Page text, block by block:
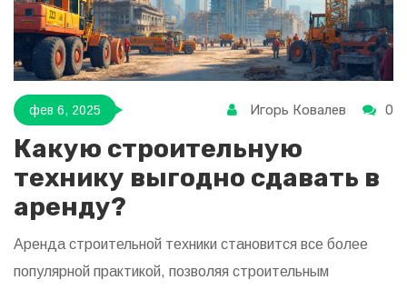
фев 6, 2025 Игорь Ковалев 0
Какую строительную
технику выгодно сдавать в
аренду?
Аренда строительной техники становится все более
популярной практикой, позволяя строительным